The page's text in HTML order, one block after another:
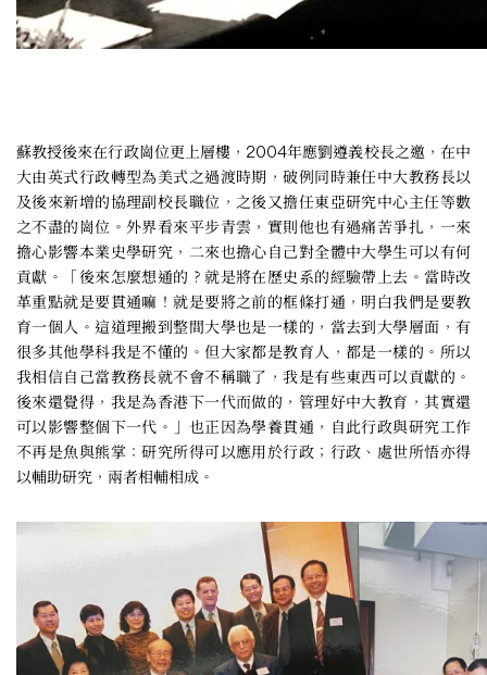
蘇教授後來在行政崗位更上層樓，2004年應劉遵義校長之邀，在中
大由英式行政轉型為美式之過渡時期，破例同時兼任中大教務長以
及後來新增的協理副校長職位，之後又擔任東亞研究中心主任等數
之不盡的崗位。外界看來平步青雲，實則他也有過痛苦爭扎，一來
擔心影響本業史學研究，二來也擔心自己對全體中大學生可以有何
貢獻。「後來怎麼想通的？就是將在歷史系的經驗帶上去。當時改
革重點就是要貫通嘛！就是要將之前的框條打通，明白我們是要教
育一個人。這道理搬到整間大學也是一樣的，當去到大學層面，有
很多其他學科我是不懂的。但大家都是教育人，都是一樣的。所以
我相信自己當教務長就不會不稱職了，我是有些東西可以貢獻的。
後來還覺得，我是為香港下一代而做的，管理好中大教育，其實還
可以影響整個下一代。」也正因為學養貫通，自此行政與研究工作
不再是魚與熊掌：研究所得可以應用於行政；行政、處世所悟亦得
以輔助研究，兩者相輔相成。